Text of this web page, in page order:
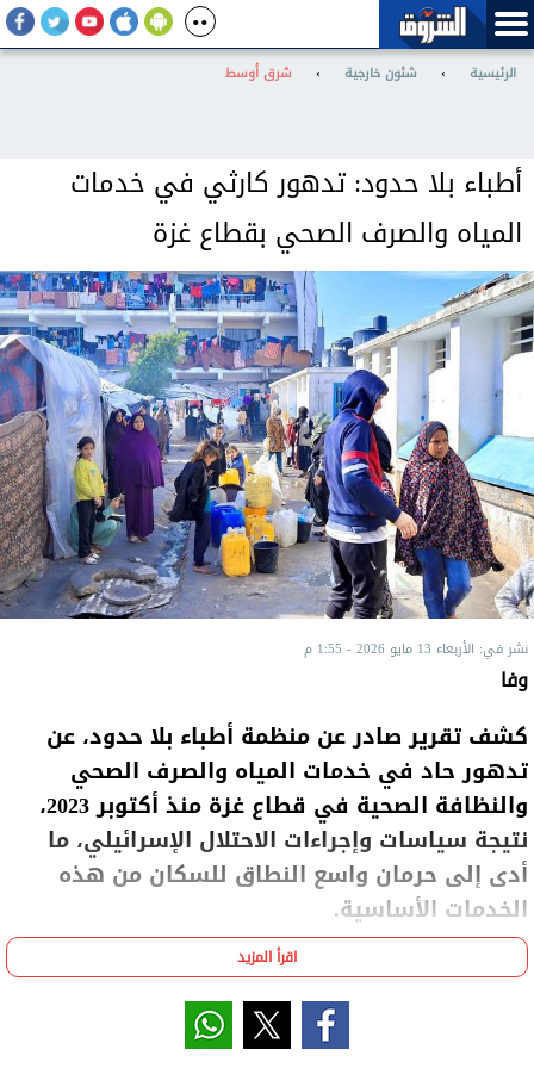
الرئيسية › شئون خارجية › شرق أوسط
أطباء بلا حدود: تدهور كارثي في خدمات
المياه والصرف الصحي بقطاع غزة
نشر في: الأربعاء 13 مايو 2026 - 1:55 م
وفا
كشف تقرير صادر عن منظمة أطباء بلا حدود، عن
تدهور حاد في خدمات المياه والصرف الصحي
والنظافة الصحية في قطاع غزة منذ أكتوبر 2023،
نتيجة سياسات وإجراءات الاحتلال الإسرائيلي، ما
أدى إلى حرمان واسع النطاق للسكان من هذه
الخدمات الأساسية.
وأوضح التقرير أن هذا التدهور استند إلى بيانات تشغيلية
وديسمبر 2025، إلى جانب شهادات ميدانية حديثة، خلصت
اقرأ المزيد